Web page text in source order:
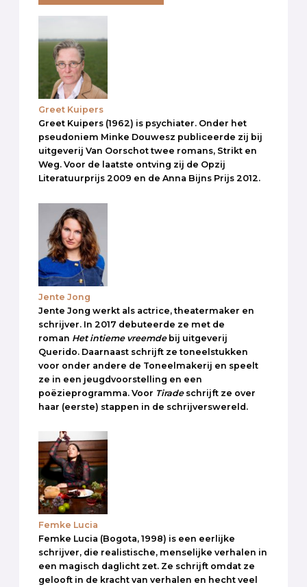
Greet Kuipers
Greet Kuipers (1962) is psychiater. Onder het
pseudoniem Minke Douwesz publiceerde zij bij
uitgeverij Van Oorschot twee romans, Strikt en
Weg. Voor de laatste ontving zij de Opzij
Literatuurprijs 2009 en de Anna Bijns Prijs 2012.
Jente Jong
Jente Jong werkt als actrice, theatermaker en
schrijver. In 2017 debuteerde ze met de
roman Het intieme vreemdebij uitgeverij
Querido. Daarnaast schrijft ze toneelstukken
voor onder andere de Toneelmakerij en speelt
ze in een jeugdvoorstelling en een
poëzieprogramma. Voor Tiradeschrijft ze over
haar (eerste) stappen in de schrijverswereld.
Femke Lucia
Femke Lucia (Bogota, 1998) is een eerlijke
schrijver, die realistische, menselijke verhalen in
een magisch daglicht zet. Ze schrijft omdat ze
gelooft in de kracht van verhalen en hecht veel